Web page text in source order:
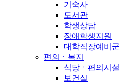
기숙사
도서관
학생상담
장애학생지원
대학직장예비군
편의ㆍ복지
식당ㆍ편의시설
보건실